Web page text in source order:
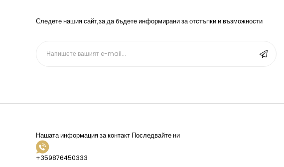
Следете нашия сайт,за да бъдете информирани за отстъпки и възможности
Нашата информация за контакт
+359876450333
Последвайте ни